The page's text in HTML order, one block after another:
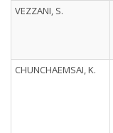
VEZZANI, S.
CHUNCHAEMSAI, K.